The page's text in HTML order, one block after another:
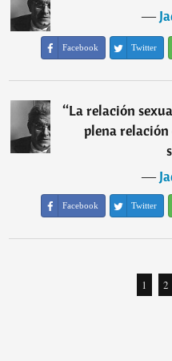
―
Facebook Twitter
“La relación
plena
―
Facebook Twitter
1 2